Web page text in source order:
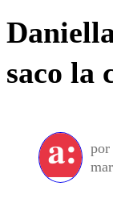
saco la
por